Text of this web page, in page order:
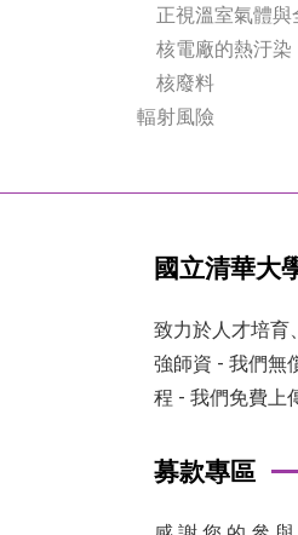
正視溫室氣體與
核電廠的熱汙染
核廢料
輻射風險
國立清華大
致力於人才培育
強師資 - 我們無
程 - 我們免費上
募款專區